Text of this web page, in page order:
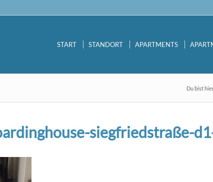
START STANDORT APARTMENTS
Du bist
siegfriedstraße-